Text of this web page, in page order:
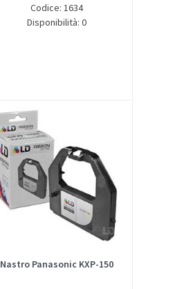
Codice: 1634
Disponibilità: 0
Nastro Panasonic KXP-150